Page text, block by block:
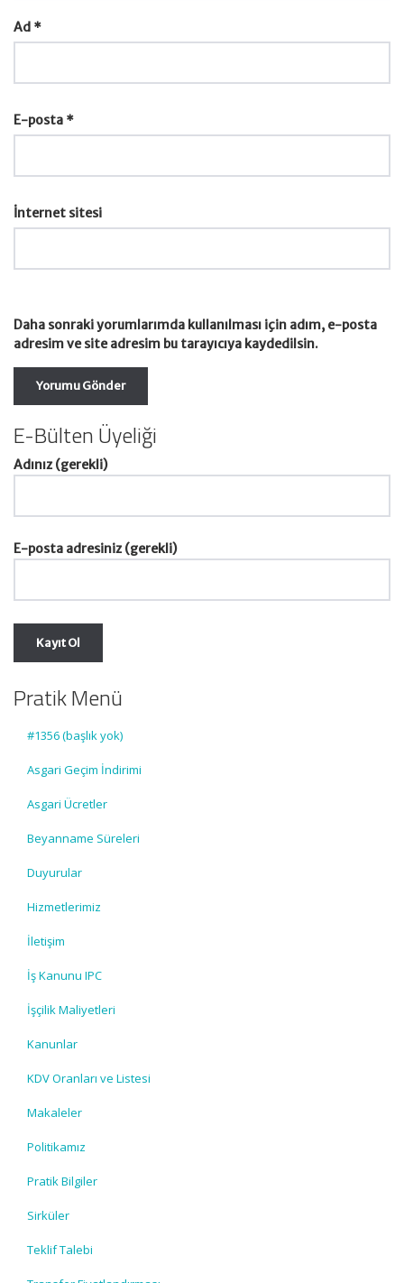
Ad *
E-posta *
İnternet sitesi
Daha sonraki yorumlarımda kullanılması için adım, e-posta
adresim ve site adresim bu tarayıcıya kaydedilsin.
E-Bülten Üyeliği
Adınız (gerekli)
E-posta adresiniz (gerekli)
Pratik Menü
#1356 (başlık yok)
Asgari Geçim İndirimi
Asgari Ücretler
Beyanname Süreleri
Duyurular
Hizmetlerimiz
İletişim
İş Kanunu IPC
İşçilik Maliyetleri
Kanunlar
KDV Oranları ve Listesi
Makaleler
Politikamız
Pratik Bilgiler
Sirküler
Teklif Talebi